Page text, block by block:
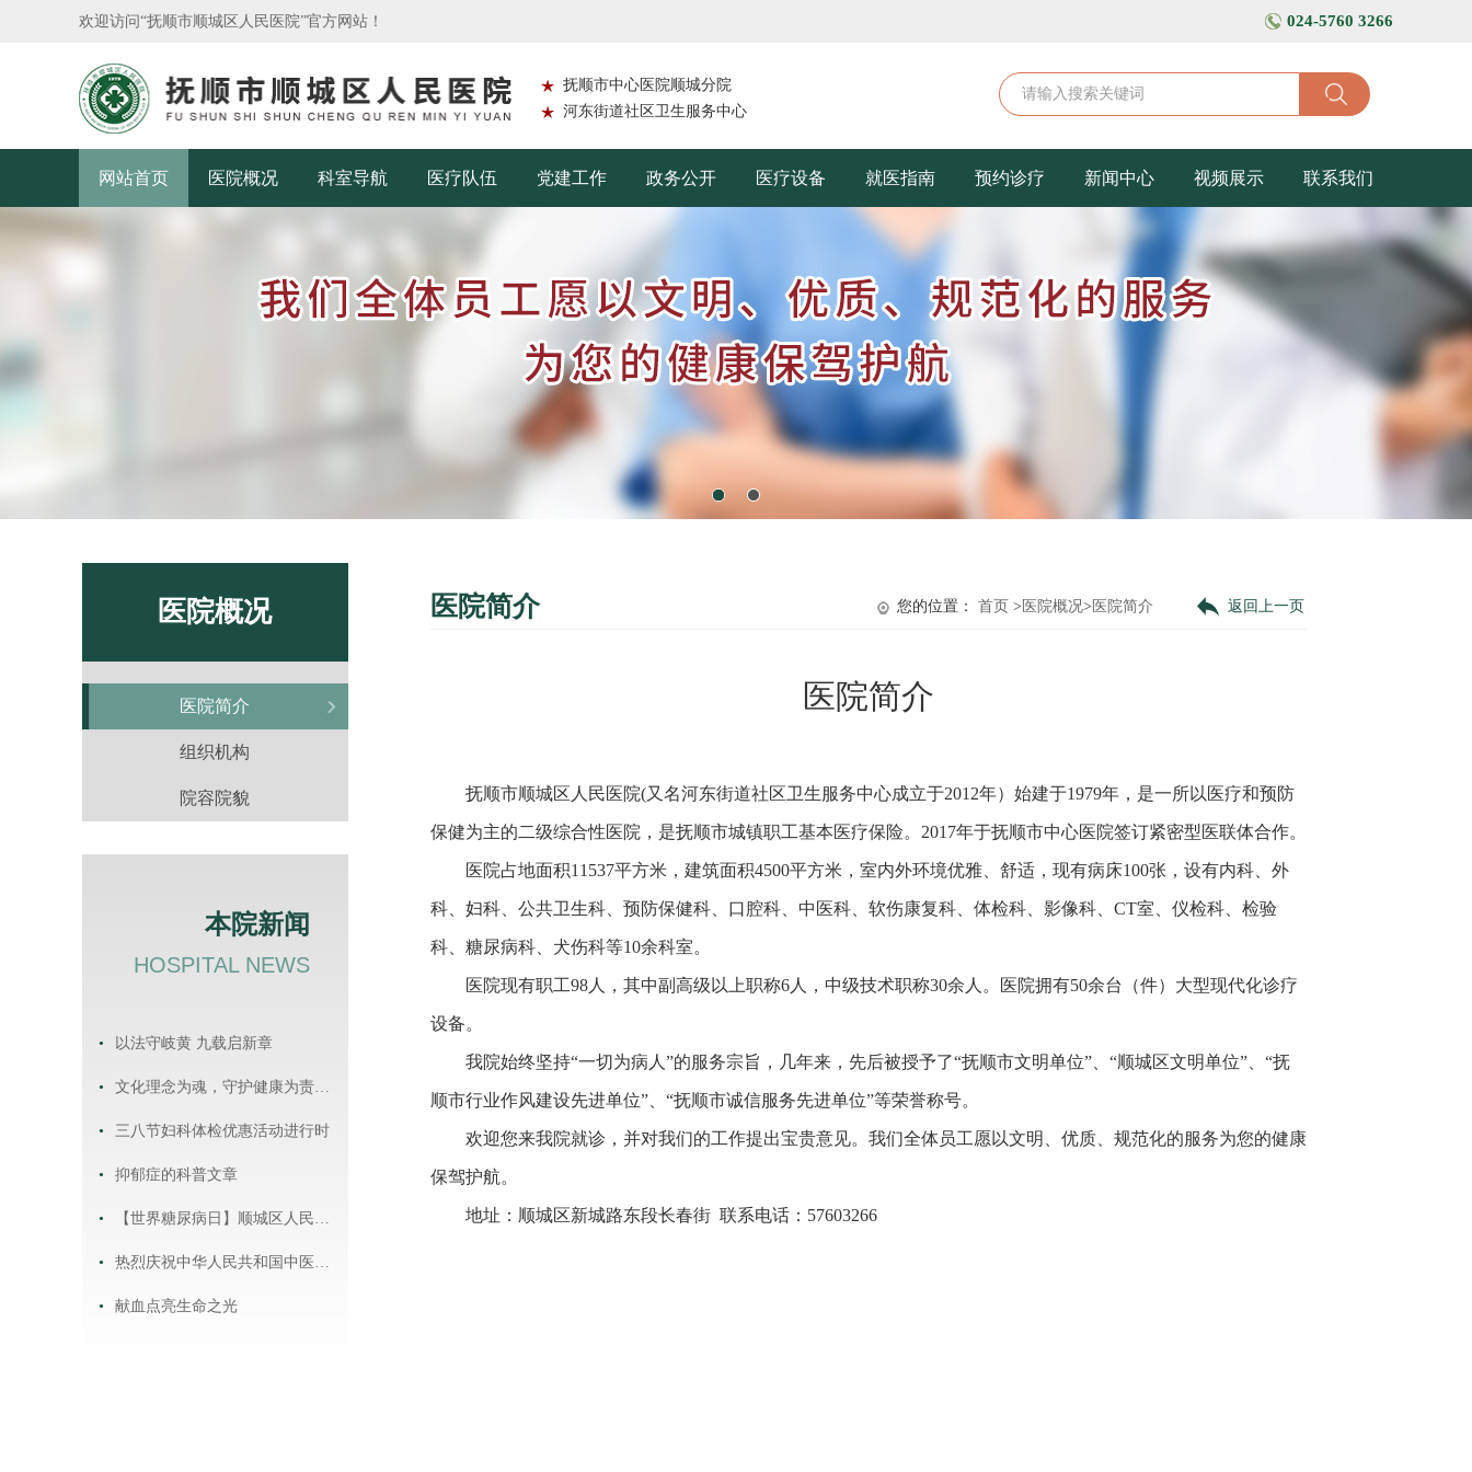
欢迎访问“抚顺市顺城区人民医院”官方网站！ 024-5760 3266
抚顺市中心医院顺城分院
河东街道社区卫生服务中心
网站首页 医院概况 科室导航 医疗队伍 党建工作 政务公开 医疗设备 就医指南 预约诊疗 新闻中心 视频展示 联系我们
医院概况
医院简介
组织机构
院容院貌
本院新闻
HOSPITAL NEWS
• 以法守岐黄 九载启新章
• 文化理念为魂，守护健康为责——河东街道社区卫生服务中心工作纪实
• 三八节妇科体检优惠活动进行时
• 抑郁症的科普文章
• 【世界糖尿病日】顺城区人民医院开展糖尿病日宣传活动 抚顺市顺城区人民医院 2024年11月14日 14:51 辽宁
• 热烈庆祝中华人民共和国中医药法实施七周年
• 献血点亮生命之光
医院简介 您的位置： 首页 > 医院概况> 医院简介 返回上一页
医院简介
抚顺市顺城区人民医院(又名河东街道社区卫生服务中心成立于2012年）始建于1979年，是一所以医疗和预防
保健为主的二级综合性医院，是抚顺市城镇职工基本医疗保险。2017年于抚顺市中心医院签订紧密型医联体合作。
医院占地面积11537平方米，建筑面积4500平方米，室内外环境优雅、舒适，现有病床100张，设有内科、外
科、妇科、公共卫生科、预防保健科、口腔科、中医科、软伤康复科、体检科、影像科、CT室、仪检科、检验
科、糖尿病科、犬伤科等10余科室。
医院现有职工98人，其中副高级以上职称6人，中级技术职称30余人。医院拥有50余台（件）大型现代化诊疗
设备。
我院始终坚持“一切为病人”的服务宗旨，几年来，先后被授予了“抚顺市文明单位”、“顺城区文明单位”、“抚
顺市行业作风建设先进单位”、“抚顺市诚信服务先进单位”等荣誉称号。
欢迎您来我院就诊，并对我们的工作提出宝贵意见。我们全体员工愿以文明、优质、规范化的服务为您的健康
保驾护航。
地址：顺城区新城路东段长春街 联系电话：57603266